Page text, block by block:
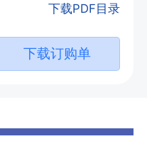
下载PDF目录
下载订购单